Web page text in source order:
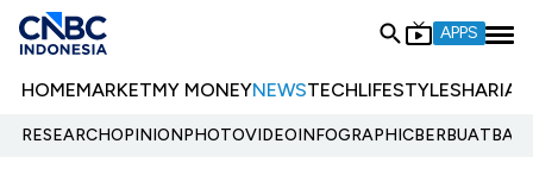
APPS
HOMEMARKETMY MONEYNEWSTECHLIFESTYLESHARIA
RESEARCHOPINIONPHOTOVIDEOINFOGRAPHIC